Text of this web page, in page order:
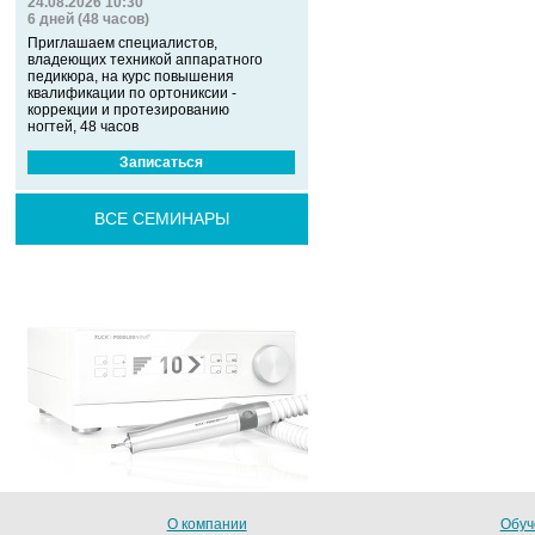
6 дней (48 часов)
Приглашаем специалистов,
владеющих техникой аппаратного
педикюра, на курс повышения
квалификации по ортониксии -
коррекции и протезированию
ногтей, 48 часов
Записаться
ВСЕ СЕМИНАРЫ
О компании